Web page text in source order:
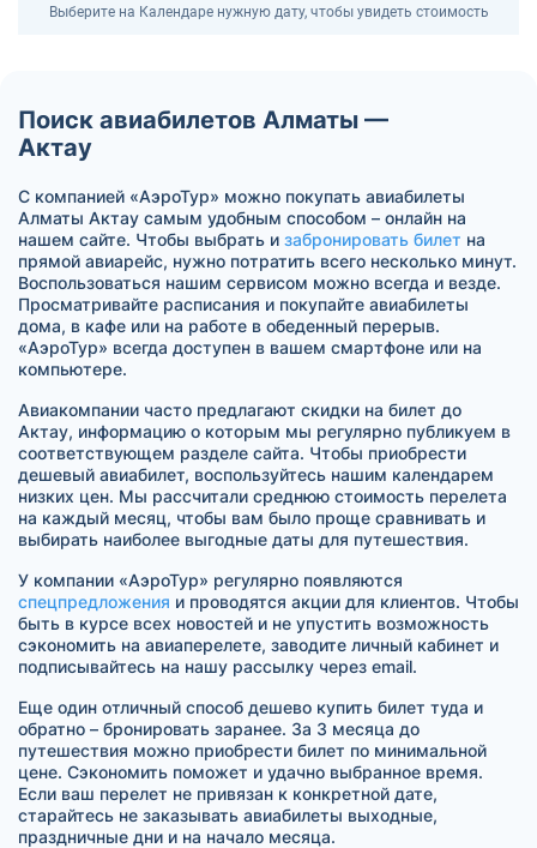
Выберите на Календаре нужную дату, чтобы увидеть стоимость
Поиск авиабилетов Алматы —
Актау
С компанией «АэроТур» можно покупать авиабилеты
Алматы Актау самым удобным способом – онлайн на
нашем сайте. Чтобы выбрать и забронировать билет на
прямой авиарейс, нужно потратить всего несколько минут.
Воспользоваться нашим сервисом можно всегда и везде.
Просматривайте расписания и покупайте авиабилеты
дома, в кафе или на работе в обеденный перерыв.
«АэроТур» всегда доступен в вашем смартфоне или на
компьютере.
Авиакомпании часто предлагают скидки на билет до
Актау, информацию о которым мы регулярно публикуем в
соответствующем разделе сайта. Чтобы приобрести
дешевый авиабилет, воспользуйтесь нашим календарем
низких цен. Мы рассчитали среднюю стоимость перелета
на каждый месяц, чтобы вам было проще сравнивать и
выбирать наиболее выгодные даты для путешествия.
У компании «АэроТур» регулярно появляются
спецпредложения и проводятся акции для клиентов. Чтобы
быть в курсе всех новостей и не упустить возможность
сэкономить на авиаперелете, заводите личный кабинет и
подписывайтесь на нашу рассылку через email.
Еще один отличный способ дешево купить билет туда и
обратно – бронировать заранее. За 3 месяца до
путешествия можно приобрести билет по минимальной
цене. Сэкономить поможет и удачно выбранное время.
Если ваш перелет не привязан к конкретной дате,
старайтесь не заказывать авиабилеты выходные,
праздничные дни и на начало месяца.